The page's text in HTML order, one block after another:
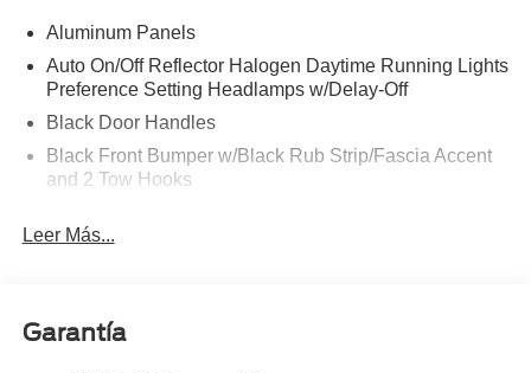
Aluminum Panels
Auto On/Off Reflector Halogen Daytime Running Lights
Preference Setting Headlamps w/Delay-Off
Black Door Handles
Black Front Bumper w/Black Rub Strip/Fascia Accent
and 2 Tow Hooks
Black Power Heated Side Mirrors w/Convex Spotter,
Black Side Windows Trim and Black Front Windshield
Leer Más...
Garantía